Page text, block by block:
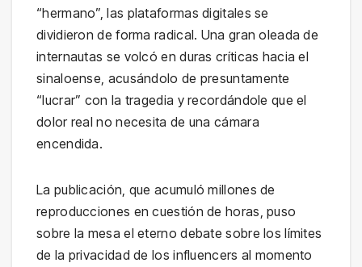
“hermano”, las plataformas digitales se
dividieron de forma radical. Una gran oleada de
internautas se volcó en duras críticas hacia el
sinaloense, acusándolo de presuntamente
“lucrar” con la tragedia y recordándole que el
dolor real no necesita de una cámara
encendida.
La publicación, que acumuló millones de
reproducciones en cuestión de horas, puso
sobre la mesa el eterno debate sobre los límites
de la privacidad de los influencers al momento